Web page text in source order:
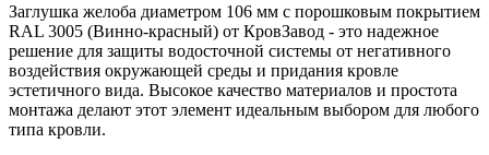
Заглушка желоба диаметром 106 мм с порошковым покрытием
RAL 3005 (Винно-красный) от КровЗавод - это надежное
решение для защиты водосточной системы от негативного
воздействия окружающей среды и придания кровле
эстетичного вида. Высокое качество материалов и простота
монтажа делают этот элемент идеальным выбором для любого
типа кровли.